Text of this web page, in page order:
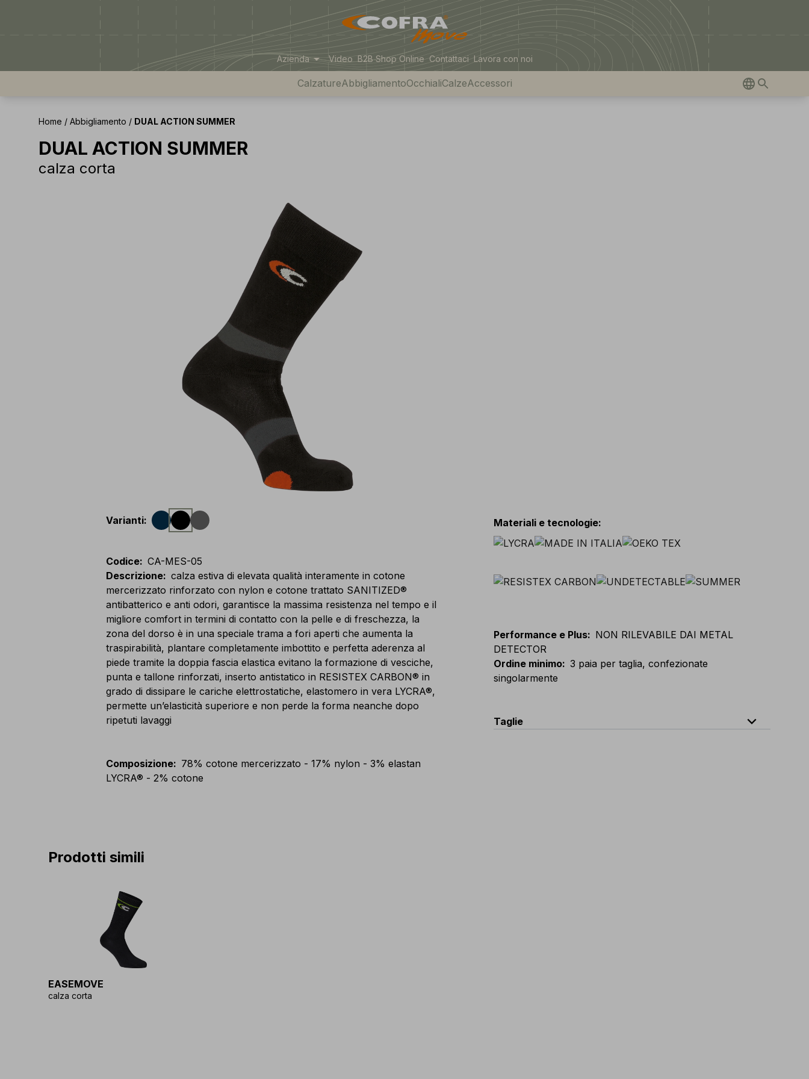
Aziendaarrow_drop_down Video B2B Shop Online Contattaci Lavora con noi
CalzatureAbbigliamentoOcchialiCalzeAccessori
Home / Abbigliamento / DUAL ACTION SUMMER
DUAL ACTION SUMMER
calza corta
Varianti:
Codice: CA-MES-05
Descrizione: calza estiva di elevata qualità interamente in cotone
mercerizzato rinforzato con nylon e cotone trattato SANITIZED®
antibatterico e anti odori, garantisce la massima resistenza nel tempo e il
migliore comfort in termini di contatto con la pelle e di freschezza, la
zona del dorso è in una speciale trama a fori aperti che aumenta la
traspirabilità, plantare completamente imbottito e perfetta aderenza al
piede tramite la doppia fascia elastica evitano la formazione di vesciche,
punta e tallone rinforzati, inserto antistatico in RESISTEX CARBON® in
grado di dissipare le cariche elettrostatiche, elastomero in vera LYCRA®,
permette un’elasticità superiore e non perde la forma neanche dopo
ripetuti lavaggi
Composizione: 78% cotone mercerizzato - 17% nylon - 3% elastan
LYCRA® - 2% cotone
Materiali e tecnologie:
Performance e Plus: NON RILEVABILE DAI METAL
DETECTOR
Ordine minimo: 3 paia per taglia, confezionate
singolarmente
Taglie expand_less
Prodotti simili
EASEMOVE
calza corta